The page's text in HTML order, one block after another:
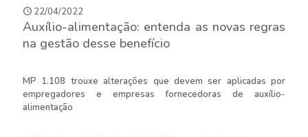
22/04/2022
Auxílio-alimentação: entenda as novas regras
na gestão desse benefício
MP 1.108 trouxe alterações que devem ser aplicadas por
empregadores e empresas fornecedoras de auxílio-
alimentação